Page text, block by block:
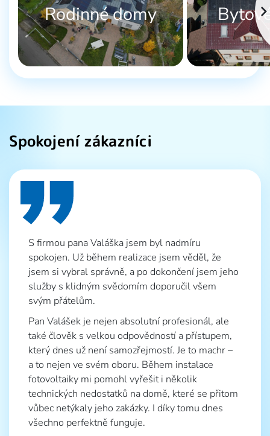
Rodinné domy
Spokojení zákazníci
S firmou pana Valáška jsem byl nadmíru
spokojen. Už během realizace jsem věděl, že
jsem si vybral správně, a po dokončení jsem jeho
služby s klidným svědomím doporučil všem
svým přátelům.
Pan Valášek je nejen absolutní profesionál, ale
také člověk s velkou odpovědností a přístupem,
který dnes už není samozřejmostí. Je to machr –
a to nejen ve svém oboru. Během instalace
fotovoltaiky mi pomohl vyřešit i několik
technických nedostatků na domě, které se přitom
vůbec netýkaly jeho zakázky. I díky tomu dnes
všechno perfektně funguje.